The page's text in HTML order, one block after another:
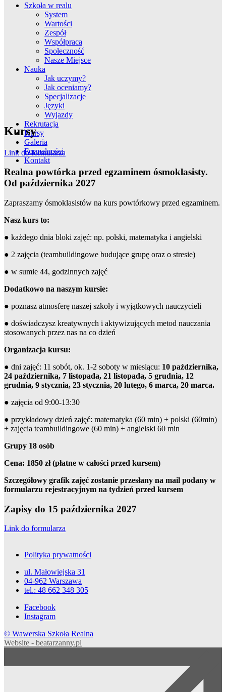
Szkoła w realu
System
Wartości
Zespół
Współpraca
Społeczność
Nasze Miejsce
Nauka
Jak uczymy?
Jak oceniamy?
Specjalizacje
Języki
Wyjazdy
Rekrutacja
Kursy
Galeria
Formalności
Kontakt
Kursy
Link do formularza
Realna powtórka przed egzaminem ósmoklasisty.
Od października 2027
Zapraszamy ósmoklasistów na kurs powtórkowy przed egzaminem.
Nasz kurs to:
● każdego dnia bloki zajęć: np. polski, matematyka i angielski
● 2 zajęcia (teambuildingowe budujące grupę oraz o stresie)
● w sumie 44, godzinnych zajęć
Dodatkowo na naszym kursie:
● poznasz atmosferę naszej szkoły i wyjątkowych nauczycieli
● doświadczysz kreatywnych i aktywizujących metod nauczania
stosowanych przez nas na co dzień
Organizacja kursu:
● dni zajęć: 11 sobót, ok. 1-2 soboty w miesiącu: 10 października,
24 października, 7 listopada, 21 listopada, 5 grudnia, 12
grudnia, 9 stycznia, 23 stycznia, 20 lutego, 6 marca, 20 marca.
● zajęcia od 9:00-13:30
● przykładowy dzień zajęć: matematyka (60 min) + polski (60min)
+ zajęcia teambuildingowe (60 min) + angielski 60 min
Grupy 18 osób
Cena: 1850 zł (płatne w całości przed kursem)
Szczegółowy grafik zajęć zostanie przesłany na mail podany w
formularzu rejestracyjnym na tydzień przed kursem
Zapisy do 15 października 2027
Link do formularza
Polityka prywatności
ul. Małowiejska 31
04-962 Warszawa
tel.: 48 662 348 305
Facebook
Instagram
© Wawerska Szkoła Realna
Website - beatarzanny.pl